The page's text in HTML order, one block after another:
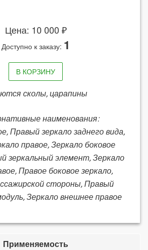
Цена: 10 000 ₽
Доступно к заказу: 1
В КОРЗИНУ
сколы, царапины
наименования:
Правый зеркало заднего вида,
правое, Зеркало боковое
зеркальный элемент, Зеркало
Правое боковое зеркало,
стороны, Правый
Зеркало внешнее правое
Применяемость